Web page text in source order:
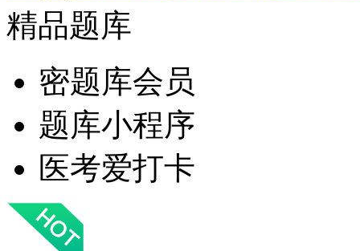
精品题库
密题库会员
题库小程序
医考爱打卡